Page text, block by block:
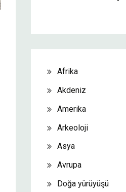
Afrika
Akdeniz
Amerika
Arkeoloji
Asya
Avrupa
Doğa yürüyüşü